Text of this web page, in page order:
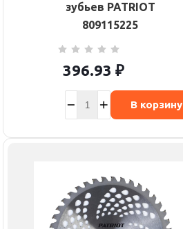
зубьев PATRIOT
809115225
396.93 ₽
В корзину